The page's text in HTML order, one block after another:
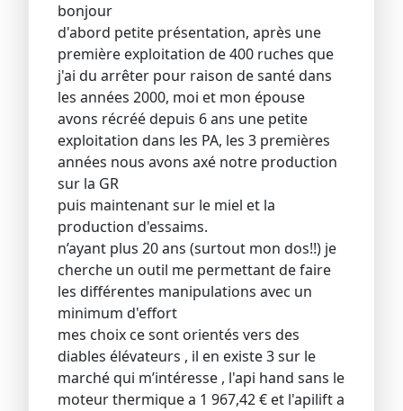
bonjour
d'abord petite présentation, après une
première exploitation de 400 ruches que
j'ai du arrêter pour raison de santé dans
les années 2000, moi et mon épouse
avons récréé depuis 6 ans une petite
exploitation dans les PA, les 3 premières
années nous avons axé notre production
sur la GR
puis maintenant sur le miel et la
production d'essaims.
n’ayant plus 20 ans (surtout mon dos!!) je
cherche un outil me permettant de faire
les différentes manipulations avec un
minimum d'effort
mes choix ce sont orientés vers des
diables élévateurs , il en existe 3 sur le
marché qui m’intéresse , l'api hand sans le
moteur thermique a 1 967,42 € et l'apilift a